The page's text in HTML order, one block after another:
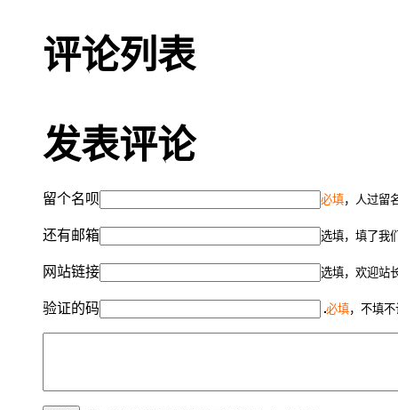
评论列表
发表评论
留个名呗 必填，人过留
还有邮箱 选填，填了我
网站链接 选填，欢迎站
验证的码 必填，不填